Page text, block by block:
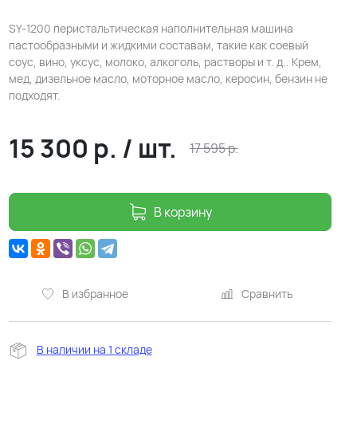
SY-1200 перистальтическая наполнительная машина
пастообразными и жидкими составам, такие как соевый
соус, вино, уксус, молоко, алкоголь, растворы и т. д.. Крем,
мед, дизельное масло, моторное масло, керосин, бензин не
подходят.
15 300 р. / шт. 17 595р.
В корзину
В избранное Сравнить
В наличии на 1 складе